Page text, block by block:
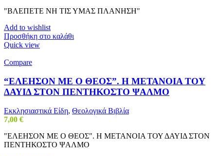
"ΒΛΕΠΕΤΕ ΝΗ ΤΙΣ ΥΜΑΣ ΠΛΑΝΗΣΗ"
Add to wishlist
Προσθήκη στο καλάθι
Quick view
Compare
“ΕΛΕΗΣΟΝ ΜΕ Ο ΘΕΟΣ”. Η ΜΕΤΑΝΟΙΑ ΤΟΥ
ΔΑΥΙΔ ΣΤΟΝ ΠΕΝΤΗΚΟΣΤΟ ΨΑΛΜΟ
Εκκλησιαστικά Είδη, Θεολογικά Βιβλία
7,00 €
"ΕΛΕΗΣΟΝ ΜΕ Ο ΘΕΟΣ". Η ΜΕΤΑΝΟΙΑ ΤΟΥ ΔΑΥΙΔ ΣΤΟΝ
ΠΕΝΤΗΚΟΣΤΟ ΨΑΛΜΟ